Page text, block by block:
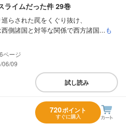
ライムだった件 29巻
らされた罠をくぐり抜け、
側諸国と対等な関係で西方諸国...も
06/09
試し読み
720ポイント
すぐに購入